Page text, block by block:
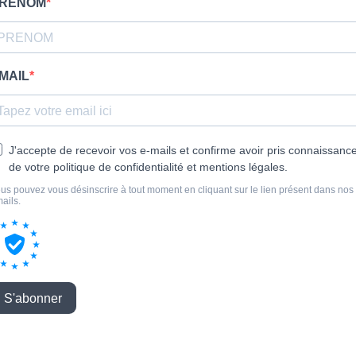
J'accepte de recevoir vos e-mails et confirme avoir pris
de votre politique de confidentialité et mentions légales.
pouvez vous désinscrire à tout moment en cliquant sur le lien présent dans nos
S'abonner